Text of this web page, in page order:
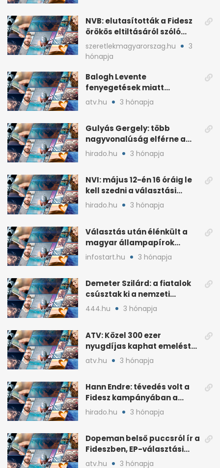
NVB: elutasították a Fidesz
örökös eltiltásáról szóló
népszavazást
szeretlekmagyarorszag.hu
3
hónapja
Balogh Levente
fenyegetések miatt
lemondta erdélyi előadás-
atv.hu 3 hónapja
Gulyás Gergely: több
nagyvonalúság elférne a
kétharmados győztesekben
hirado.hu 3 hónapja
NVI: május 12-én 16 óráig le
kell szedni a választási
plakátokat
hirado.hu 3 hónapja
Választás után élénkült a
magyar állampapírok
lakossági értékesítése
infostart.hu 3 hónapja
Demeter Szilárd: a fiatalok
csúsztak ki a nemzeti
kultúrából
444.hu 3 hónapja
ATV: Közel 300 ezer
nyugdíjas kaphat emelést
idén a Tisza terve szerint
atv.hu 3 hónapja
Hann Endre: tévedés volt a
Fidesz kampányában a
háborús veszély
hirado.hu 3 hónapja
Dopeman belső puccsról ír a
Fideszben, EP-választási
árral
atv.hu 3 hónapja